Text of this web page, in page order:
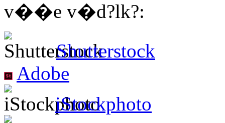
v��e v�d?lk?:
Shutterstock
Adobe
iStockphoto